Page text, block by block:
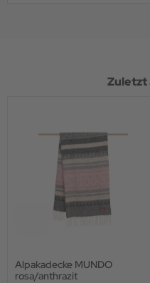
Zuletzt
Alpakadecke MUNDO
rosa/anthrazit